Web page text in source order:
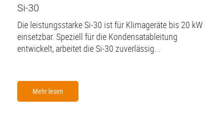
Si-30
Die leistungsstarke Si-30 ist für Klimageräte bis 20 kW
einsetzbar. Speziell für die Kondensatableitung
entwickelt, arbeitet die Si-30 zuverlässig...
Mehr lesen